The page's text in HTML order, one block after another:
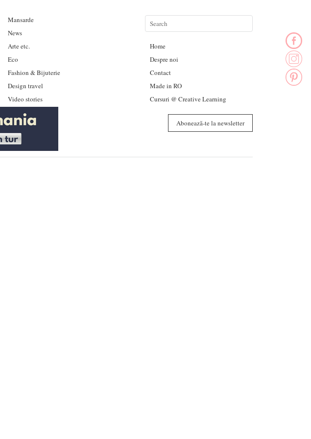
Mansarde
News
Arte etc.
Eco
Fashion & Bijuterie
Design travel
Video stories
Home
Despre noi
Contact
Made in RO
Cursuri @ Creative Learning
Abonează-te la newsletter